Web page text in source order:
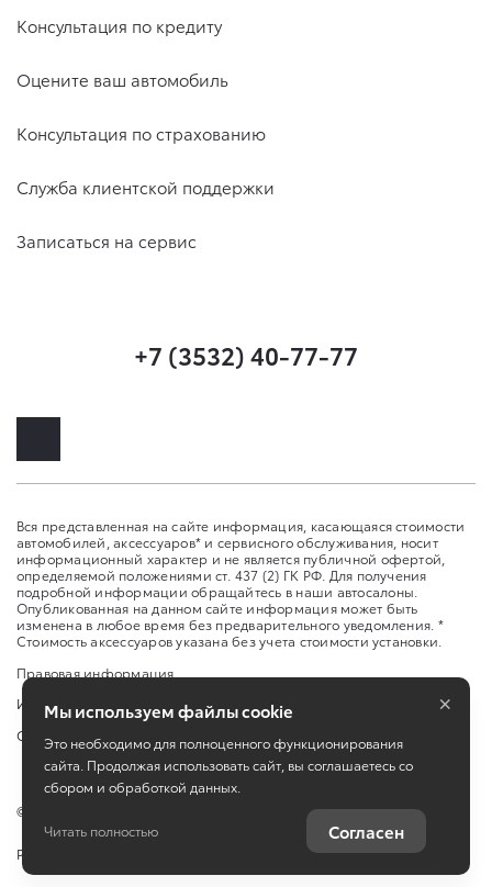
Консультация по кредиту
Оцените ваш автомобиль
Консультация по страхованию
Служба клиентской поддержки
Записаться на сервис
+7 (3532) 40-77-77
Вся представленная на сайте информация, касающаяся стоимости
автомобилей, аксессуаров* и сервисного обслуживания, носит
информационный характер и не является публичной офертой,
определяемой положениями ст. 437 (2) ГК РФ. Для получения
подробной информации обращайтесь в наши автосалоны.
Опубликованная на данном сайте информация может быть
изменена в любое время без предварительного уведомления. *
Стоимость аксессуаров указана без учета стоимости установки.
Правовая информация
Изменить настройку cookies
Сбросить cookie
©
Работает на технологиях
Мы используем файлы cookie
Это необходимо для полноценного функционирования
сайта. Продолжая использовать сайт, вы соглашаетесь со
сбором и обработкой данных.
Читать полностью Согласен
×